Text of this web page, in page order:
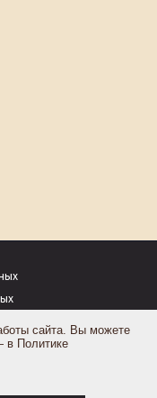
сайта. Вы можете
в Политике